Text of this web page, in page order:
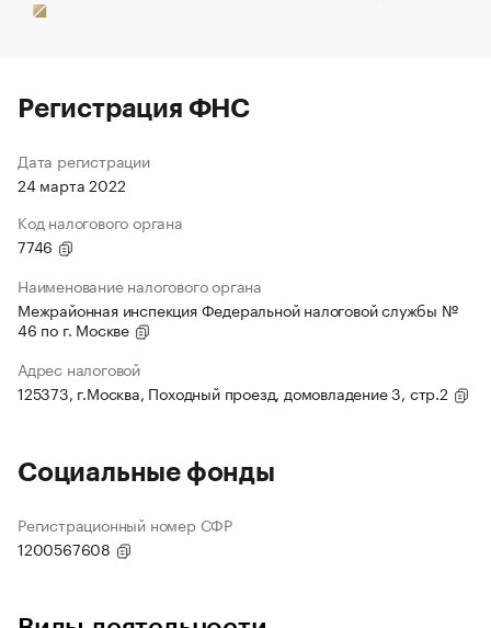
Регистрация ФНС
Дата регистрации
24 марта 2022
Код налогового органа
7746
Наименование налогового органа
Межрайонная инспекция Федеральной налоговой службы №
46 по г. Москве
Адрес налоговой
125373, г.Москва, Походный проезд, домовладение 3, стр.2
Социальные фонды
Регистрационный номер СФР
1200567608